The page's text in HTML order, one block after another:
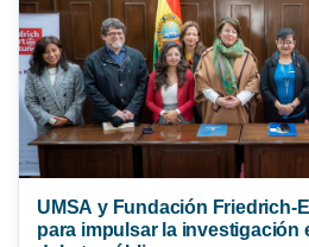
UMSA y Fundación Friedrich-
para impulsar la investigación